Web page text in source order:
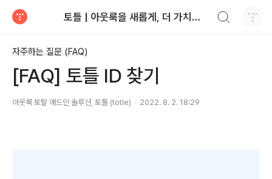
토틀 | 아웃룩을 새롭게, 더 가치있게
자주하는 질문 (FAQ)
[FAQ] 토틀 ID 찾기
아웃룩 토탈 애드인 솔루션, 토틀 (totle) 2022. 8. 2. 18:29